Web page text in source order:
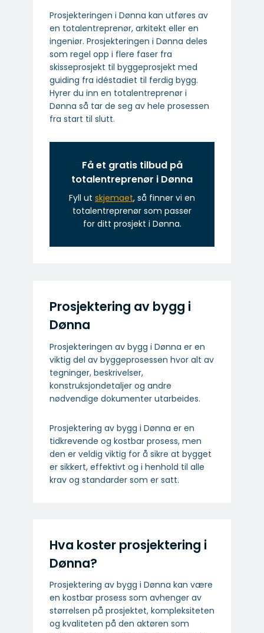
Prosjekteringen i Dønna kan utføres av
en totalentreprenør, arkitekt eller en
ingeniør. Prosjekteringen i Dønna deles
som regel opp i flere faser fra
skisseprosjekt til byggeprosjekt med
guiding fra idéstadiet til ferdig bygg.
Hyrer du inn en totalentreprenør i
Dønna så tar de seg av hele prosessen
fra start til slutt.
Få et gratis tilbud på
totalentreprenør i Dønna
Fyll ut skjemaet, så finner vi en
totalentreprenør som passer
for ditt prosjekt i Dønna.
Prosjektering av bygg i
Dønna
Prosjekteringen av bygg i Dønna er en
viktig del av byggeprosessen hvor alt av
tegninger, beskrivelser,
konstruksjondetaljer og andre
nødvendige dokumenter utarbeides.
Prosjektering av bygg i Dønna er en
tidkrevende og kostbar prosess, men
den er veldig viktig for å sikre at bygget
er sikkert, effektivt og i henhold til alle
krav og standarder som er satt.
Hva koster prosjektering i
Dønna?
Prosjektering av bygg i Dønna kan være
en kostbar prosess som avhenger av
størrelsen på prosjektet, kompleksiteten
og kvaliteten på den aktøren som